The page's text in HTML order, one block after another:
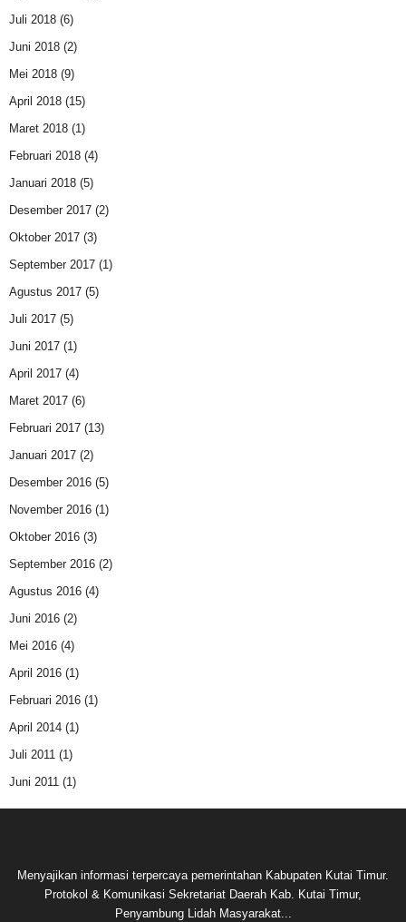
Juli 2018 (6)
Juni 2018 (2)
Mei 2018 (9)
April 2018 (15)
Maret 2018 (1)
Februari 2018 (4)
Januari 2018 (5)
Desember 2017 (2)
Oktober 2017 (3)
September 2017 (1)
Agustus 2017 (5)
Juli 2017 (5)
Juni 2017 (1)
April 2017 (4)
Maret 2017 (6)
Februari 2017 (13)
Januari 2017 (2)
Desember 2016 (5)
November 2016 (1)
Oktober 2016 (3)
September 2016 (2)
Agustus 2016 (4)
Juni 2016 (2)
Mei 2016 (4)
April 2016 (1)
Februari 2016 (1)
April 2014 (1)
Juli 2011 (1)
Juni 2011 (1)
Menyajikan informasi terpercaya pemerintahan Kabupaten Kutai Timur.
Protokol & Komunikasi Sekretariat Daerah Kab. Kutai Timur,
Penyambung Lidah Masyarakat...